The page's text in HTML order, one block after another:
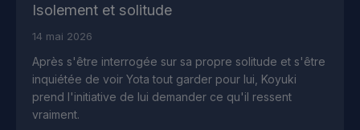
Isolement et solitude
14 mai 2026
Après s'être interrogée sur sa propre solitude et s'être
inquiétée de voir Yota tout garder pour lui, Koyuki
prend l'initiative de lui demander ce qu'il ressent
vraiment.